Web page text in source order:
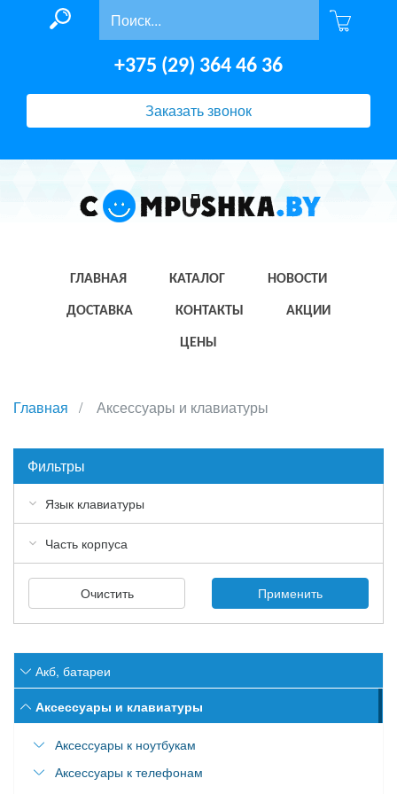
+375 (29) 364 46 36
Заказать звонок
ГЛАВНАЯ КАТАЛОГ НОВОСТИ
ДОСТАВКА КОНТАКТЫ АКЦИИ
ЦЕНЫ
Главная Аксессуары и клавиатуры
Фильтры
Язык клавиатуры
Часть корпуса
Очистить Применить
Акб, батареи
Аккумулятор для Acer
Аккумулятор для Asus
Аксессуары и клавиатуры
Аксессуары к ноутбукам
Наклейки для клавиатур ноутбука
Аксессуары к телефонам